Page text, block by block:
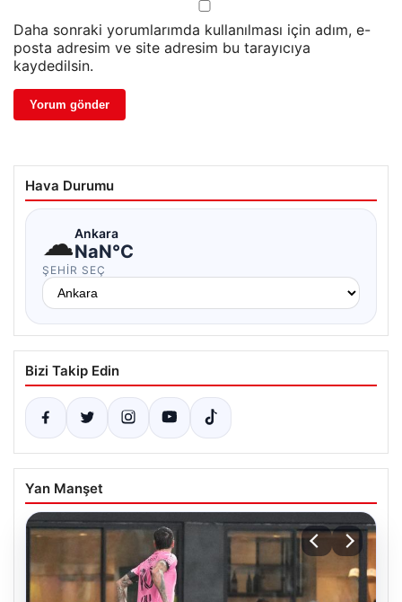
Daha sonraki yorumlarımda kullanılması için adım, e-
posta adresim ve site adresim bu tarayıcıya
kaydedilsin.
Hava Durumu
☁Ankara
NaN°C
ŞEHIR SEÇ
Bizi Takip Edin
Yan Manşet